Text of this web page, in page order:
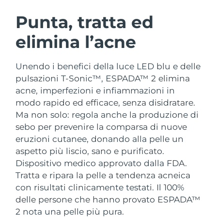
Punta, tratta ed
elimina l’acne
Unendo i benefici della luce LED blu e delle
pulsazioni T-Sonic™, ESPADA™ 2 elimina
acne, imperfezioni e infiammazioni in
modo rapido ed efficace, senza disidratare.
Ma non solo: regola anche la produzione di
sebo per prevenire la comparsa di nuove
eruzioni cutanee, donando alla pelle un
aspetto più liscio, sano e purificato.
Dispositivo medico approvato dalla FDA.
Tratta e ripara la pelle a tendenza acneica
con risultati clinicamente testati. Il 100%
delle persone che hanno provato ESPADA™
2 nota una pelle più pura.
LUNA™ 4 pacchetto
Anti-aging massage
LUNA™ 4 Plus
Massage, LED heating
LUNA™ 4 Men
For men, anti-aging massage
BEAR™ 2 pacchetto
Microcurrent toning
BEAR™ 2 go
Microcurrent toning on-the-go
BEAR™ 2 eyes & lips
Microcurrent line smoothing device
Idratazione
UFO™ 3 pacchetto
Deep facial hydration
UFO™ 3 LED
Near-infrared and red light therapy
device
Igiene orale
issa™ 4
Hybrid silicone sonic toothbrush
issa™ 4 plus
Smart hybrid silicone sonic toothbrush
TRATTAMENTI ANTI-AGE FAQ™
Anti-age Trattamenti LED
NEW
Austria Consegna stimata
Bahrein Consegna stimata
Belgio
Bermuda Consegna stimata ১৪/৮/২৬
Bosnia ed
Erzegovina
Consegna stimata ১১/৮/২৬
Brunei Consegna stimata১৩/৮/২৬
Bulgaria Consegna stimata৮/৮/২৬
Canada Consegna stimata১২/৮/২৬
Cile